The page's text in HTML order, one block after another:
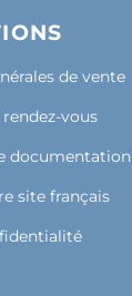
de vente
vous
documentation
site français